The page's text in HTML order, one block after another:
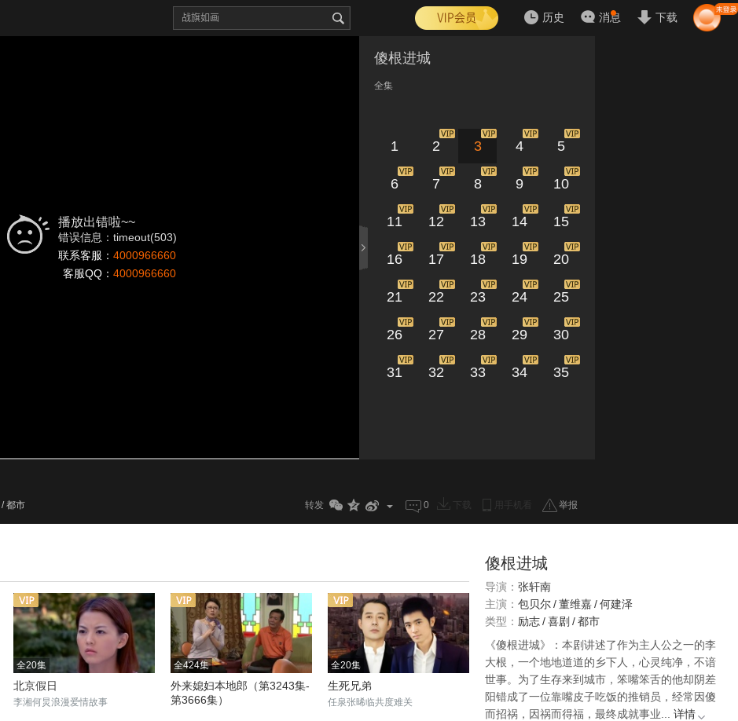
历史 消息 下载
播放出错啦~~
错误信息：timeout(503)
联系客服： 4000966660
客服QQ： 4000966660
傻根进城
全集
1 2 3 4 5
6 7 8 9 10
11 12 13 14 15
16 17 18 19 20
21 22 23 24 25
26 27 28 29 30
31 32 33 34 35
/ 都市 转发 0 举报
全20集
北京假日
李湘何炅浪漫爱情故事
全424集
外来媳妇本地郎（第3243集-
第3666集）
全20集
生死兄弟
任泉张晞临共度难关
傻根进城
导演： 张轩南
主演： 包贝尔/董维嘉/何建泽
类型： 励志/喜剧 /都市
《傻根进城》：本剧讲述了作为主人公之一的李
大根，一个地地道道的乡下人，心灵纯净，不谙
世事。为了生存来到城市，笨嘴笨舌的他却阴差
阳错成了一位靠嘴皮子吃饭的推销员，经常因傻
而招祸，因祸而得福，最终成就事业...
详情